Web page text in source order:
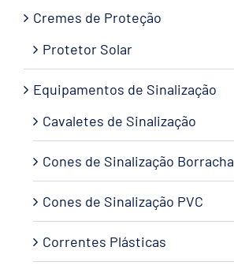
Cremes de Proteção
Protetor Solar
Equipamentos de Sinalização
Cavaletes de Sinalização
Cones de Sinalização Borracha
Cones de Sinalização PVC
Correntes Plásticas